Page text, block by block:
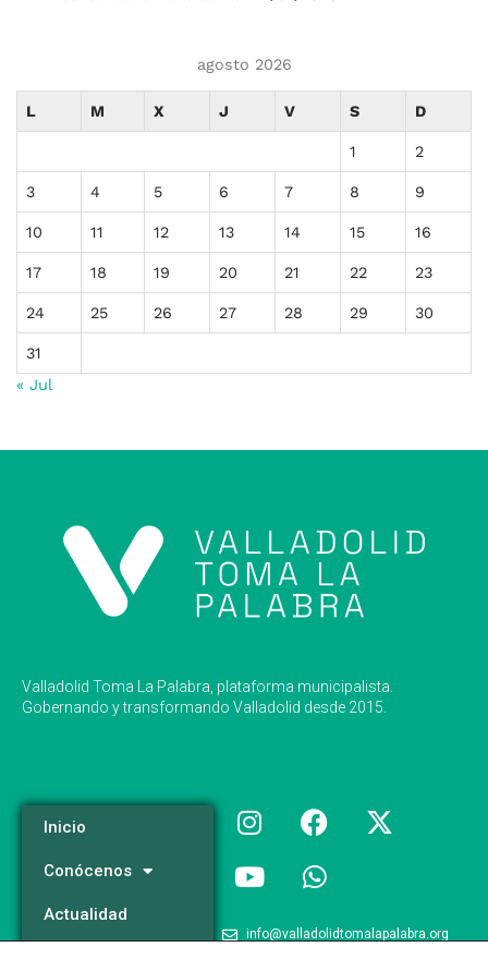
agosto 2026
L M X J V S D
1 2
3 4 5 6 7 8 9
10 11 12 13 14 15 16
17 18 19 20 21 22 23
24 25 26 27 28 29 30
31
« Jul
Valladolid Toma La Palabra, plataforma municipalista.
Gobernando y transformando Valladolid desde 2015.
Inicio
Conócenos
Actualidad
info@valladolidtomalapalabra.org